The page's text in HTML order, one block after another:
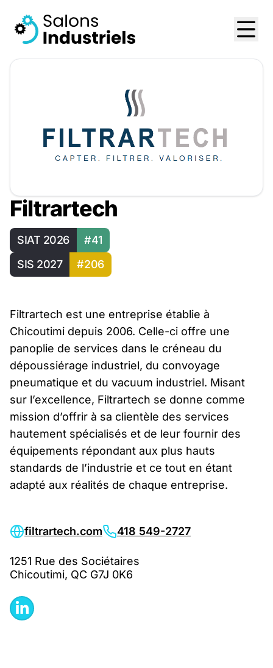
Filtrartech
SIAT 2026
#41
SIS 2027
#206
Filtrartech est une entreprise établie à
Chicoutimi depuis 2006. Celle-ci offre une
panoplie de services dans le créneau du
dépoussiérage industriel, du convoyage
pneumatique et du vacuum industriel. Misant
sur l’excellence, Filtrartech se donne comme
mission d’offrir à sa clientèle des services
hautement spécialisés et de leur fournir des
équipements répondant aux plus hauts
standards de l’industrie et ce tout en étant
adapté aux réalités de chaque entreprise.
filtrartech.com 418 549-2727
1251 Rue des Sociétaires
Chicoutimi, QC G7J 0K6